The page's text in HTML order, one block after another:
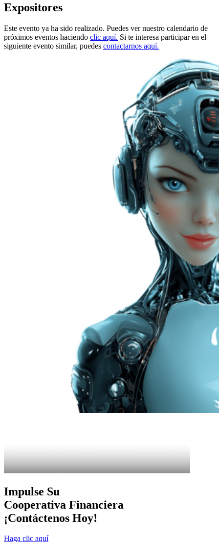
Expositores
Este evento ya ha sido realizado. Puedes ver nuestro calendario de
próximos eventos haciendo clic aquí. Si te interesa participar en el
siguiente evento similar, puedes contactarnos aquí.
Impulse Su
Cooperativa Financiera
¡Contáctenos Hoy!
Haga clic aquí